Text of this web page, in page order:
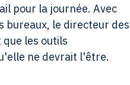
pour la journée. Avec
bureaux, le directeur des
les outils
ne devrait l'être.